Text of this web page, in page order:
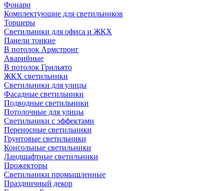
Фонари
Комплектующие для светильников
Торшеры
Светильники для офиса и ЖКХ
Панели тонкие
В потолок Армстронг
Аварийные
В потолок Грильято
ЖКХ светильники
Светильники для улицы
Фасадные светильники
Подводные светильники
Потолочные для улицы
Светильники с эффектами
Переносные светильники
Грунтовые светильники
Консольные светильники
Ландшафтные светильники
Прожекторы
Светильники промышленные
Праздничный декор